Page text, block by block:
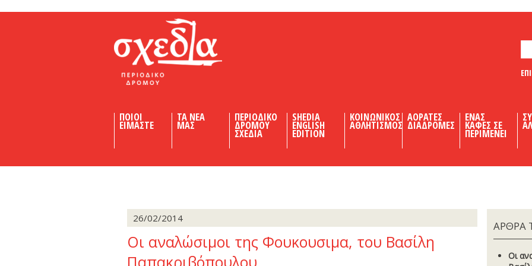
ΠΟΙΟΙ
ΕΙΜΑΣΤΕ
ΤΑ ΝΕΑ
ΜΑΣ
ΠΕΡΙΟΔΙΚΟ
ΔΡΟΜΟΥ
ΣΧΕΔΙΑ
SHEDIA
ENGLISH
EDITION
ΚΟΙΝΩΝΙΚΟΣ
ΑΘΛΗΤΙΣΜΟΣ
ΑΟΡΑΤΕΣ
ΔΙΑΔΡΟΜΕΣ
ΕΝΑΣ
ΚΑΦΕΣ ΣΕ
ΠΕΡΙΜΕΝΕΙ
26/02/2014
Οι αναλώσιμοι της Φουκουσιμα, του Βασίλη
Παπακριβόπουλου
ΑΡΘΡΑ
Οι